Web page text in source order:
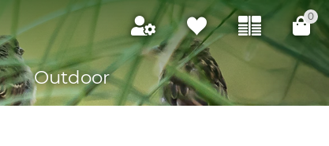
0
Outdoor